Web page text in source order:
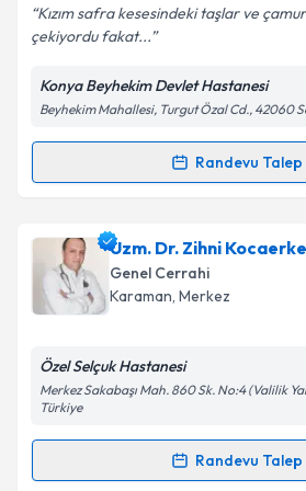
Kişisel verilerimin işlenmesine
Metni'ni okudum ve kişisel
kapsamda işlenmesini kabul
Kızım safra kesesindeki taşlar ve
çekiyordu fakat...
Konya Beyhekim Devlet Hastanesi
Beyhekim Mahallesi, Turgut Özal Cd., 42060
Randevu Talep
Randevu Takvimi Talebi
Uzm. Dr. Şükrü Salih Toprak
talebi oluşturun. Size bu
için bir takvim hazırlandığında e-
bilgilendireceğiz.
Kişisel verilerimin
Metni'ni okudum ve kişisel
Uzm. Dr. Zihni
Genel Cerrahi
Karaman, Merkez
Özel Selçuk Hastanesi
Merkez Sakabaşı Mah. 860 Sk. No:4 (Valilik
Türkiye
Randevu Talep
Randevu Takvimi Talebi